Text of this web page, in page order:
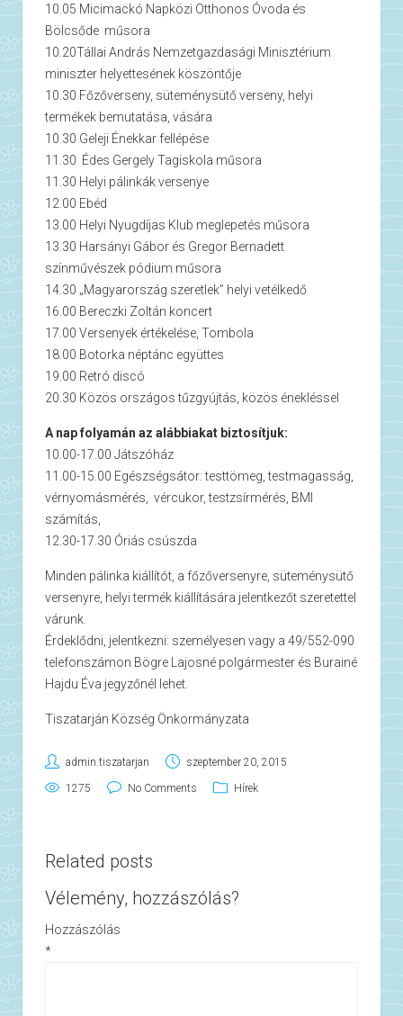
10.05 Micimackó Napközi Otthonos Óvoda és
Bölcsőde műsora
10.20Tállai András Nemzetgazdasági Minisztérium
miniszter helyettesének köszöntője
10.30 Főzőverseny, süteménysütő verseny, helyi
termékek bemutatása, vására
10.30 Geleji Énekkar fellépése
11.30 Édes Gergely Tagiskola műsora
11.30 Helyi pálinkák versenye
12.00 Ebéd
13.00 Helyi Nyugdíjas Klub meglepetés műsora
13.30 Harsányi Gábor és Gregor Bernadett
színművészek pódium műsora
14.30 „Magyarország szeretlek” helyi vetélkedő
16.00 Bereczki Zoltán koncert
17.00 Versenyek értékelése, Tombola
18.00 Botorka néptánc együttes
19.00 Retró discó
20.30 Közös országos tűzgyújtás, közös énekléssel
A nap folyamán az alábbiakat biztosítjuk:
10.00-17.00 Játszóház
11.00-15.00 Egészségsátor: testtömeg, testmagasság,
vérnyomásmérés, vércukor, testzsírmérés, BMI
számítás,
12.30-17.30 Óriás csúszda
Minden pálinka kiállítót, a főzőversenyre, süteménysütő
versenyre, helyi termék kiállítására jelentkezőt szeretettel
várunk.
Érdeklődni, jelentkezni: személyesen vagy a 49/552-090
telefonszámon Bögre Lajosné polgármester és Burainé
Hajdu Éva jegyzőnél lehet.
Tiszatarján Község Önkormányzata
admin.tiszatarjan szeptember 20, 2015
1275 No Comments Hírek
Related posts
Vélemény, hozzászólás?
Hozzászólás
*